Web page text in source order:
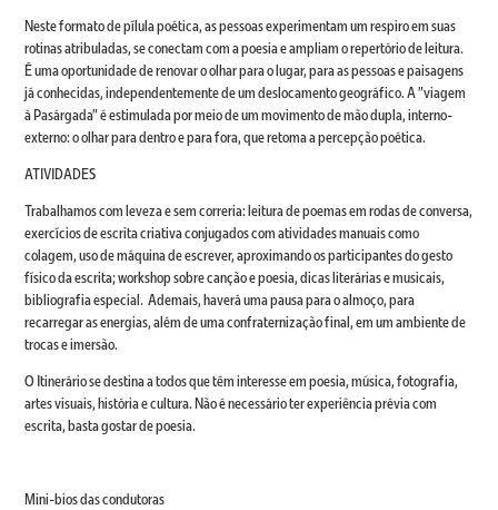
Neste formato de pílula poética, as pessoas experimentam um respiro em suas
rotinas atribuladas, se conectam com a poesia e ampliam o repertório de leitura.
É uma oportunidade de renovar o olhar para o lugar, para as pessoas e paisagens
já conhecidas, independentemente de um deslocamento geográfico. A "viagem
à Pasárgada" é estimulada por meio de um movimento de mão dupla, interno-
externo: o olhar para dentro e para fora, que retoma a percepção poética.
ATIVIDADES
Trabalhamos com leveza e sem correria: leitura de poemas em rodas de conversa,
exercícios de escrita criativa conjugados com atividades manuais como
colagem, uso de máquina de escrever, aproximando os participantes do gesto
físico da escrita; workshop sobre canção e poesia, dicas literárias e musicais,
bibliografia especial. Ademais, haverá uma pausa para o almoço, para
recarregar as energias, além de uma confraternização final, em um ambiente de
trocas e imersão.
O Itinerário se destina a todos que têm interesse em poesia, música, fotografia,
artes visuais, história e cultura. Não é necessário ter experiência prévia com
escrita, basta gostar de poesia.
Mini-bios das condutoras